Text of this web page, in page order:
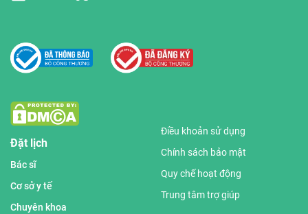
Đặt lịch
Bác sĩ
Cơ sở y tế
Chuyên khoa
Điều khoản sử dụng
Chính sách bảo mật
Quy chế hoạt động
Trung tâm trợ giúp